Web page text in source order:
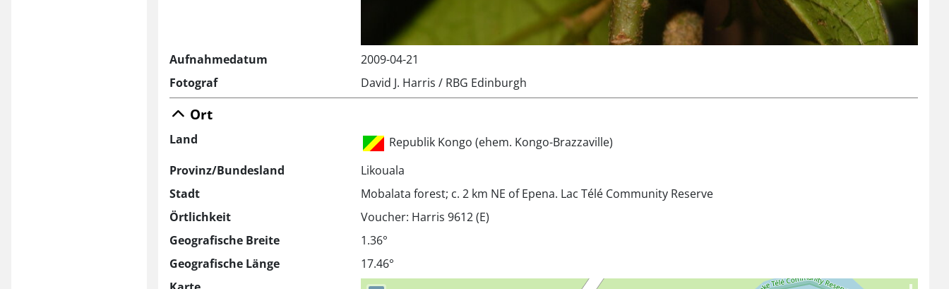
Aufnahmedatum
2009-04-21
Fotograf
David J. Harris / RBG Edinburgh
Ort
Land
Republik Kongo (ehem. Kongo-Brazzaville)
Provinz/Bundesland
Likouala
Stadt
Mobalata forest; c. 2 km NE of Epena. Lac Télé Community Reserve
Örtlichkeit
Voucher: Harris 9612 (E)
Geografische Breite
1.36°
Geografische Länge
17.46°